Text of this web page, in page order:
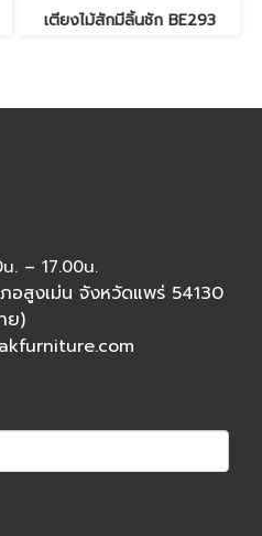
เตียงไม้สักมีลิ้นชัก BE293
น. – 17.00น.
สูงเม่น จังหวัดแพร่ 54130
ย)